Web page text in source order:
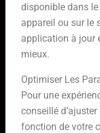
disponible dans
appareil ou sur le
application à jour
mieux.
Optimiser Les
Pour une
conseillé
fonction de votre